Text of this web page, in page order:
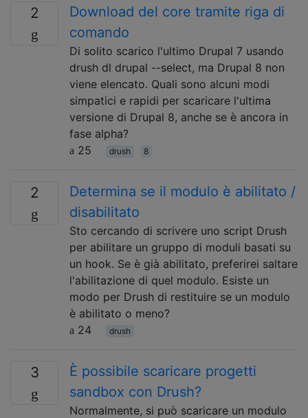
2
Download del core tramite riga di
comando
Di solito scarico l'ultimo Drupal 7 usando
drush dl drupal --select, ma Drupal 8 non
viene elencato. Quali sono alcuni modi
simpatici e rapidi per scaricare l'ultima
versione di Drupal 8, anche se è ancora in
fase alpha?
25
drush 8
2
Determina se il modulo è abilitato /
disabilitato
Sto cercando di scrivere uno script Drush
per abilitare un gruppo di moduli basati su
un hook. Se è già abilitato, preferirei saltare
l'abilitazione di quel modulo. Esiste un
modo per Drush di restituire se un modulo
è abilitato o meno?
24
drush
3
È possibile scaricare progetti
sandbox con Drush?
Normalmente, si può scaricare un modulo